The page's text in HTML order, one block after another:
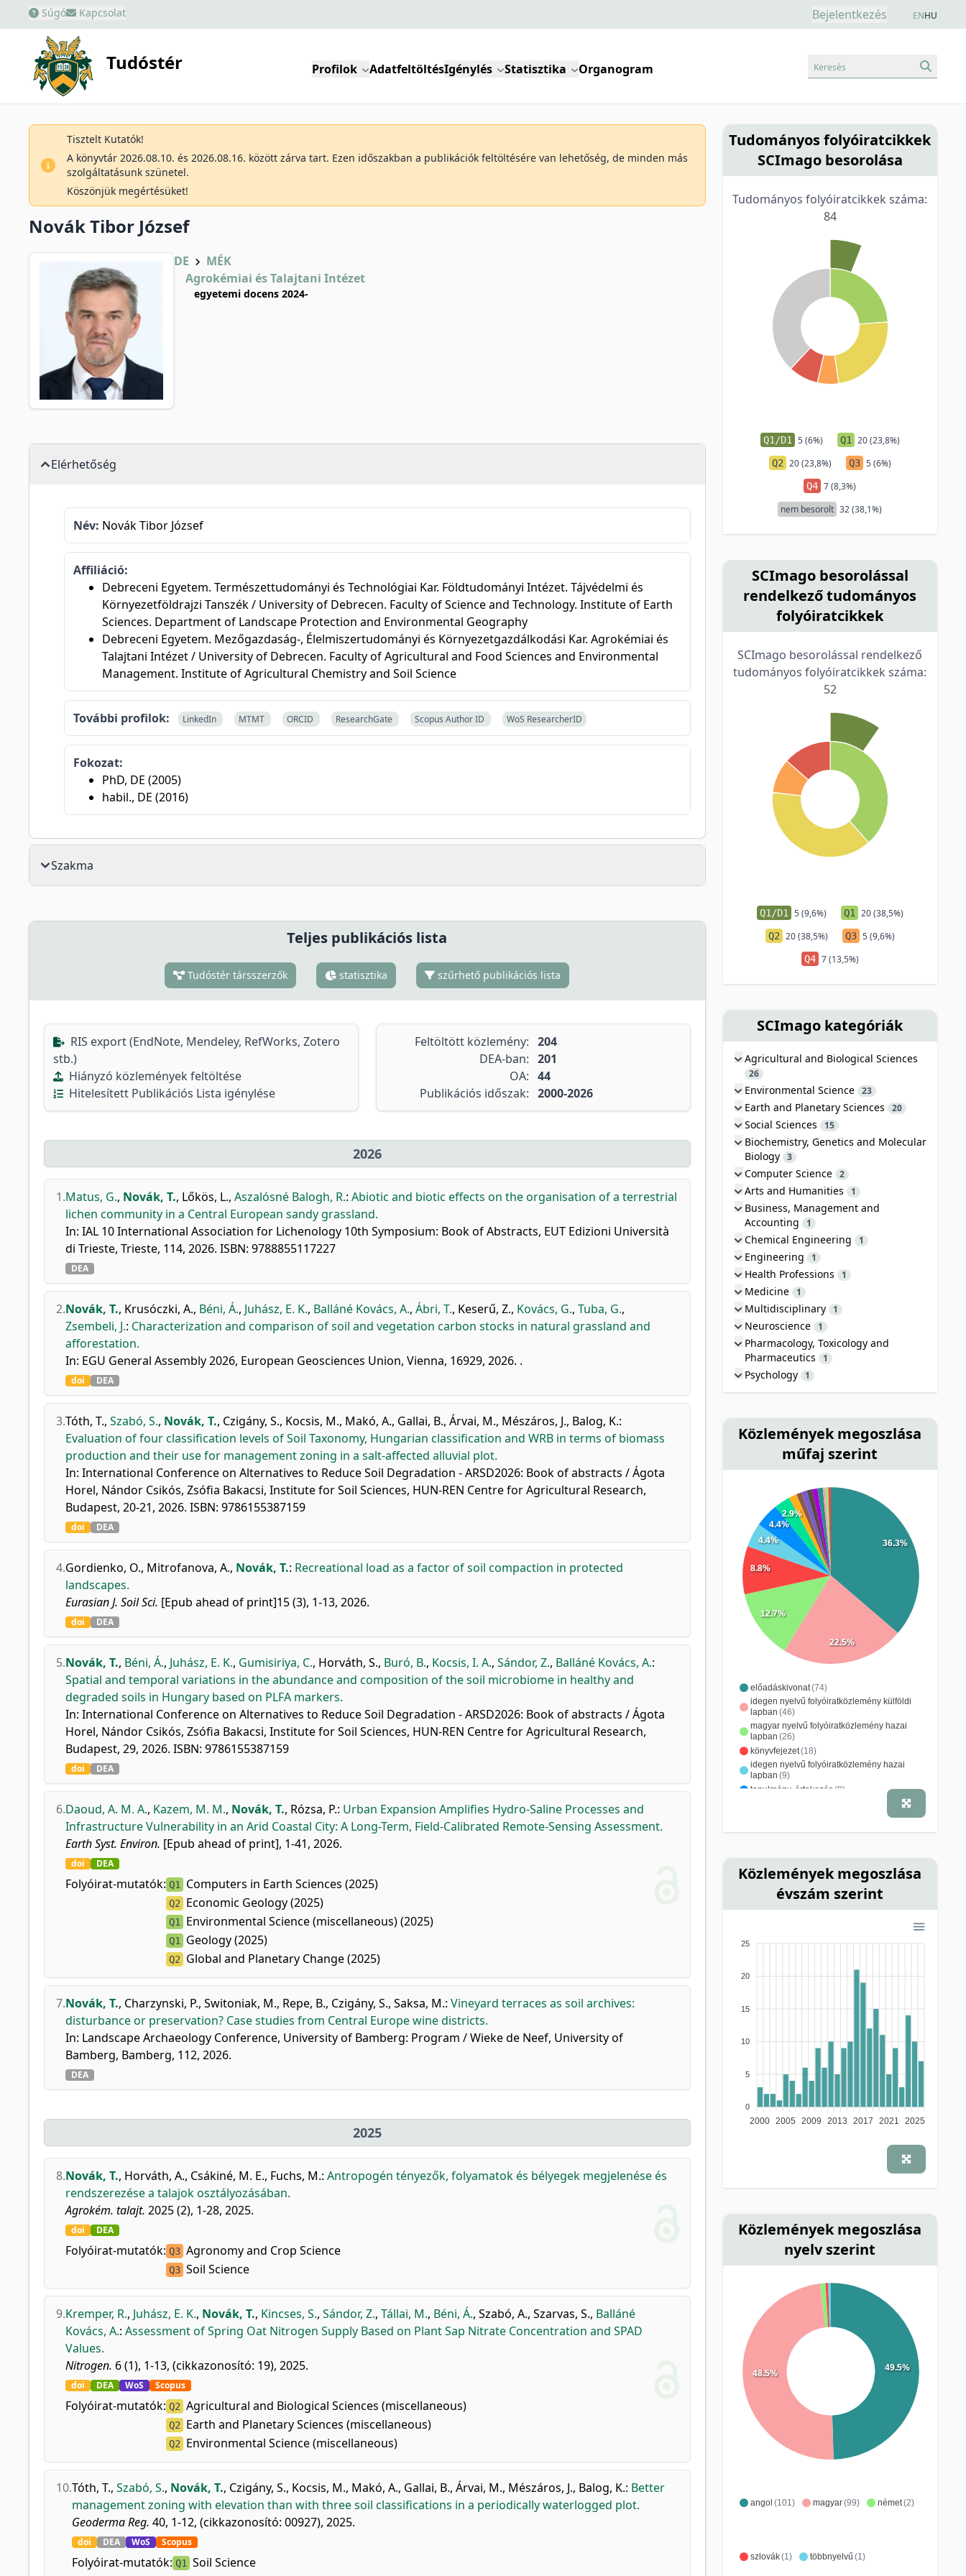
Súgó Kapcsolat Bejelentkezés ENHU
Tudóstér Profilok AdatfeltöltésIgénylés Statisztika Organogram Keresés
Tisztelt Kutatók!
A könyvtár 2026.08.10. és 2026.08.16. között zárva tart. Ezen időszakban a publikációk feltöltésére van lehetőség, de minden más
szolgáltatásunk szünetel.
Köszönjük megértésüket!
Novák Tibor József
DE
MÉK
Agrokémiai és Talajtani Intézet
egyetemi docens 2024-
Elérhetőség
Név: Novák Tibor József
Affiliáció:
Debreceni Egyetem. Természettudományi és Technológiai Kar. Földtudományi Intézet. Tájvédelmi és
Környezetföldrajzi Tanszék / University of Debrecen. Faculty of Science and Technology. Institute of Earth
Sciences. Department of Landscape Protection and Environmental Geography
Debreceni Egyetem. Mezőgazdaság-, Élelmiszertudományi és Környezetgazdálkodási Kar. Agrokémiai és
Talajtani Intézet / University of Debrecen. Faculty of Agricultural and Food Sciences and Environmental
Management. Institute of Agricultural Chemistry and Soil Science
További profilok: LinkedIn MTMT ORCID ResearchGate Scopus Author ID WoS ResearcherID
Fokozat:
PhD, DE (2005)
habil., DE (2016)
Szakma
Teljes publikációs lista
Tudóstér társszerzők statisztika szűrhető publikációs lista
RIS export (EndNote, Mendeley, RefWorks, Zotero
stb.)
Hiányzó közlemények feltöltése
Hitelesített Publikációs Lista igénylése
Feltöltött közlemény: 204
DEA-ban: 201
OA: 44
Publikációs időszak: 2000-2026
2026
1.Matus, G., Novák, T., Lőkös, L., Aszalósné Balogh, R.: Abiotic and biotic effects on the organisation of a terrestrial
lichen community in a Central European sandy grassland.
In: IAL 10 International Association for Lichenology 10th Symposium: Book of Abstracts, EUT Edizioni Università
di Trieste, Trieste, 114, 2026. ISBN: 9788855117227
DEA
2.Novák, T., Krusóczki, A., Béni, Á., Juhász, E. K., Balláné Kovács, A., Ábri, T., Keserű, Z., Kovács, G., Tuba, G.,
Zsembeli, J.: Characterization and comparison of soil and vegetation carbon stocks in natural grassland and
afforestation.
In: EGU General Assembly 2026, European Geosciences Union, Vienna, 16929, 2026. .
doi DEA
3.Tóth, T., Szabó, S., Novák, T., Czigány, S., Kocsis, M., Makó, A., Gallai, B., Árvai, M., Mészáros, J., Balog, K.:
Evaluation of four classification levels of Soil Taxonomy, Hungarian classification and WRB in terms of biomass
production and their use for management zoning in a salt-affected alluvial plot.
In: International Conference on Alternatives to Reduce Soil Degradation - ARSD2026: Book of abstracts / Ágota
Horel, Nándor Csikós, Zsófia Bakacsi, Institute for Soil Sciences, HUN-REN Centre for Agricultural Research,
Budapest, 20-21, 2026. ISBN: 9786155387159
doi DEA
4.Gordienko, O., Mitrofanova, A., Novák, T.: Recreational load as a factor of soil compaction in protected
landscapes.
Eurasian J. Soil Sci. [Epub ahead of print]15 (3), 1-13, 2026.
doi DEA
5.Novák, T., Béni, Á., Juhász, E. K., Gumisiriya, C., Horváth, S., Buró, B., Kocsis, I. A., Sándor, Z., Balláné Kovács, A.:
Spatial and temporal variations in the abundance and composition of the soil microbiome in healthy and
degraded soils in Hungary based on PLFA markers.
In: International Conference on Alternatives to Reduce Soil Degradation - ARSD2026: Book of abstracts / Ágota
Horel, Nándor Csikós, Zsófia Bakacsi, Institute for Soil Sciences, HUN-REN Centre for Agricultural Research,
Budapest, 29, 2026. ISBN: 9786155387159
doi DEA
6.Daoud, A. M. A., Kazem, M. M., Novák, T., Rózsa, P.: Urban Expansion Amplifies Hydro-Saline Processes and
Infrastructure Vulnerability in an Arid Coastal City: A Long-Term, Field-Calibrated Remote-Sensing Assessment.
Earth Syst. Environ. [Epub ahead of print], 1-41, 2026.
doi DEA
Folyóirat-mutatók: Q1 Computers in Earth Sciences (2025)
Q2 Economic Geology (2025)
Q1 Environmental Science (miscellaneous) (2025)
Q1 Geology (2025)
Q2 Global and Planetary Change (2025)
7.Novák, T., Charzynski, P., Switoniak, M., Repe, B., Czigány, S., Saksa, M.: Vineyard terraces as soil archives:
disturbance or preservation? Case studies from Central Europe wine districts.
In: Landscape Archaeology Conference, University of Bamberg: Program / Wieke de Neef, University of
Bamberg, Bamberg, 112, 2026.
DEA
2025
8.Novák, T., Horváth, A., Csákiné, M. E., Fuchs, M.: Antropogén tényezők, folyamatok és bélyegek megjelenése és
rendszerezése a talajok osztályozásában.
Agrokém. talajt. 2025 (2), 1-28, 2025.
doi DEA
Folyóirat-mutatók: Q3 Agronomy and Crop Science
Q3 Soil Science
9.Kremper, R., Juhász, E. K., Novák, T., Kincses, S., Sándor, Z., Tállai, M., Béni, Á., Szabó, A., Szarvas, S., Balláné
Kovács, A.: Assessment of Spring Oat Nitrogen Supply Based on Plant Sap Nitrate Concentration and SPAD
Values.
Nitrogen. 6 (1), 1-13, (cikkazonosító: 19), 2025.
doi DEA WoS Scopus
Folyóirat-mutatók: Q2 Agricultural and Biological Sciences (miscellaneous)
Q2 Earth and Planetary Sciences (miscellaneous)
Q2 Environmental Science (miscellaneous)
10.Tóth, T., Szabó, S., Novák, T., Czigány, S., Kocsis, M., Makó, A., Gallai, B., Árvai, M., Mészáros, J., Balog, K.: Better
management zoning with elevation than with three soil classifications in a periodically waterlogged plot.
Geoderma Reg. 40, 1-12, (cikkazonosító: 00927), 2025.
doi DEA WoS Scopus
Folyóirat-mutatók: Q1 Soil Science
Tudományos folyóiratcikkek
SCImago besorolása
Tudományos folyóiratcikkek száma:
84
Q1/D1 5 (6%) Q1 20 (23,8%)
Q2 20 (23,8%) Q3 5 (6%)
Q4 7 (8,3%)
nem besorolt 32 (38,1%)
SCImago besorolással
rendelkező tudományos
folyóiratcikkek
SCImago besorolással rendelkező
tudományos folyóiratcikkek száma:
52
Q1/D1 5 (9,6%) Q1 20 (38,5%)
Q2 20 (38,5%) Q3 5 (9,6%)
Q4 7 (13,5%)
SCImago kategóriák
Agricultural and Biological Sciences
26
Environmental Science 23
Earth and Planetary Sciences 20
Social Sciences 15
Biochemistry, Genetics and Molecular
Biology 3
Computer Science 2
Arts and Humanities 1
Business, Management and
Accounting
1
Chemical Engineering 1
Engineering 1
Health Professions 1
Medicine 1
Multidisciplinary 1
Neuroscience 1
Pharmacology, Toxicology and
Pharmaceutics
1
Psychology 1
Közlemények megoszlása
műfaj szerint
előadáskivonat(74)
idegen nyelvű folyóiratközlemény külföldi
lapban (46)
magyar nyelvű folyóiratközlemény hazai
lapban (26)
könyvfejezet(18)
idegen nyelvű folyóiratközlemény hazai
lapban (9)
tanulmány, értekezés (9)
(3)
(2)
kutatási jelentés(2)
lapban(2)
nem besorolt(2) szakkönyv(2)
(1)
recenzió, könyvismertetés(1)
36.3%
22.5%
12.7%
8.8%
4.4%
4.4%
2.9%
Közlemények megoszlása
évszám szerint
25
20
15
10
5
0
2000 2005 2009 2013 2017 2021 2025
Közlemények megoszlása
nyelv szerint
angol (101) magyar(99) német(2)
szlovák(1) többnyelvű (1)
49.5%
48.5%